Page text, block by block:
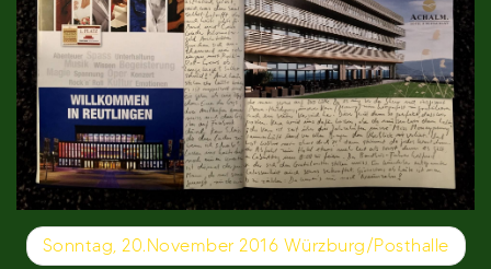
Beitragsnavigation
Sonntag, 20.November 2016 Würzburg/Posthalle